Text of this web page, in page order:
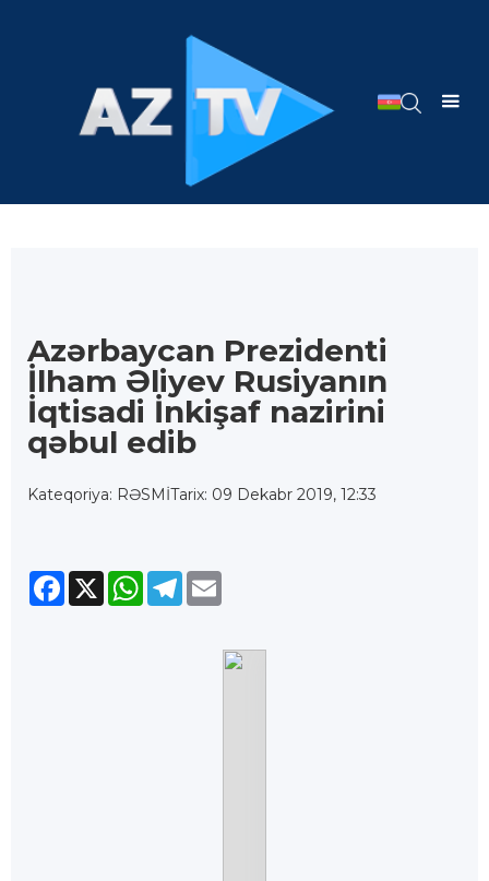
Azərbaycan Prezidenti
İlham Əliyev Rusiyanın
İqtisadi İnkişaf nazirini
qəbul edib
Kateqoriya: RƏSMİTarix: 09 Dekabr 2019, 12:33
Facebook
X WhatsApp
Telegram